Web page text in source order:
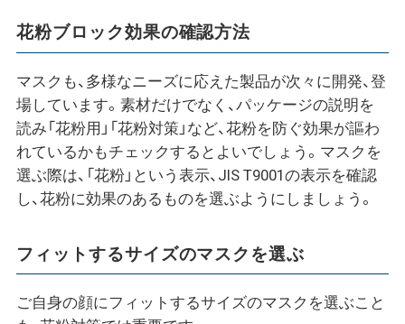
花粉ブロック効果の確認方法
マスクも、多様なニーズに応えた製品が次々に開発、登
場しています。素材だけでなく、パッケージの説明を
読み「花粉用」「花粉対策」など、花粉を防ぐ効果が謳わ
れているかもチェックするとよいでしょう。マスクを
選ぶ際は、「花粉」という表示、JIS T9001の表示を確認
し、花粉に効果のあるものを選ぶようにしましょう。
フィットするサイズのマスクを選ぶ
ご自身の顔にフィットするサイズのマスクを選ぶこと